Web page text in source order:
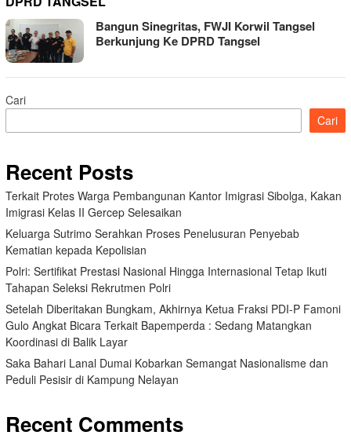
Bangun Sinegritas, FWJI Korwil Tangsel
Berkunjung Ke DPRD Tangsel
Cari
Cari
Recent Posts
Terkait Protes Warga Pembangunan Kantor Imigrasi Sibolga, Kakan
Imigrasi Kelas II Gercep Selesaikan
Keluarga Sutrimo Serahkan Proses Penelusuran Penyebab
Kematian kepada Kepolisian
Polri: Sertifikat Prestasi Nasional Hingga Internasional Tetap Ikuti
Tahapan Seleksi Rekrutmen Polri
Setelah Diberitakan Bungkam, Akhirnya Ketua Fraksi PDI-P Famoni
Gulo Angkat Bicara Terkait Bapemperda : Sedang Matangkan
Koordinasi di Balik Layar
Saka Bahari Lanal Dumai Kobarkan Semangat Nasionalisme dan
Peduli Pesisir di Kampung Nelayan
Recent Comments